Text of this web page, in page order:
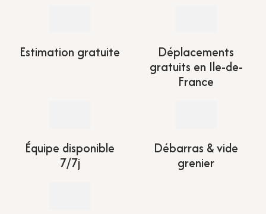
Estimation gratuite
Déplacements
gratuits en Ile-de-
France
Équipe disponible
7/7j
Débarras & vide
grenier